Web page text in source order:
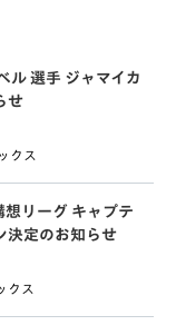
ル 選手 ジャマイカ
せ
クス
想リーグ キャプテ
決定のお知らせ
クス